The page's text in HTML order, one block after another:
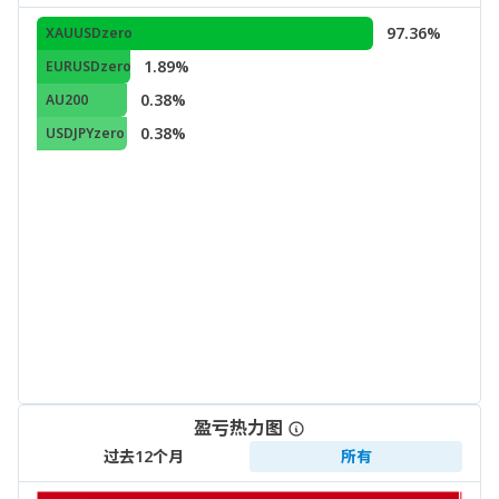
XAUUSDzero 97.36%
EURUSDzero 1.89%
AU200 0.38%
USDJPYzero 0.38%
盈亏热力图
过去12个月 所有